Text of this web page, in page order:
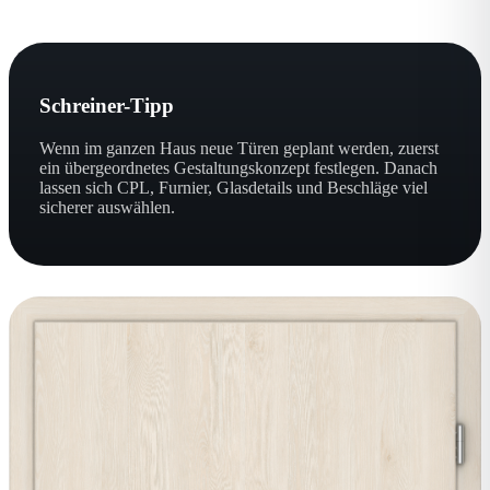
Schreiner-Tipp
Wenn im ganzen Haus neue Türen geplant werden, zuerst
ein übergeordnetes Gestaltungskonzept festlegen. Danach
lassen sich CPL, Furnier, Glasdetails und Beschläge viel
sicherer auswählen.